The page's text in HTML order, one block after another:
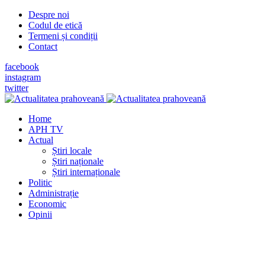
Despre noi
Codul de etică
Termeni și condiții
Contact
facebook
instagram
twitter
Home
APH TV
Actual
Știri locale
Știri naționale
Știri internaționale
Politic
Administrație
Economic
Opinii